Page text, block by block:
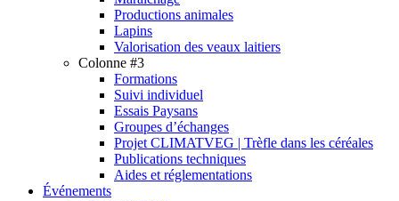
Productions animales
Lapins
Valorisation des veaux laitiers
Colonne #3
Formations
Suivi individuel
Essais Paysans
Groupes d’échanges
Projet CLIMATVEG | Trèfle dans les céréales
Publications techniques
Aides et réglementations
Événements